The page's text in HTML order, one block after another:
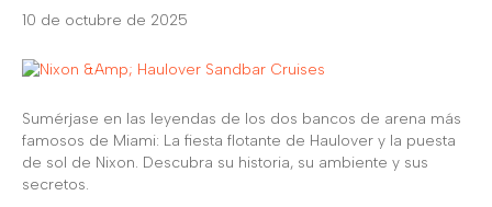
10 de octubre de 2025
Sumérjase en las leyendas de los dos bancos de arena más
famosos de Miami: La fiesta flotante de Haulover y la puesta
de sol de Nixon. Descubra su historia, su ambiente y sus
secretos.